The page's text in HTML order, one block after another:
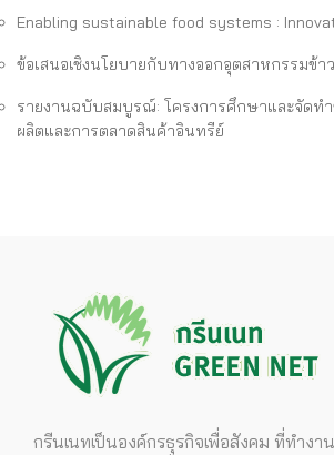
Enabling sustainable food systems :
ข้อเสนอเชิงนโยบายกับทางออกอุตสาหกรรมข้า
รายงานฉบับสมบูรณ์: โครงการศึกษาและจัดท
ผลิตและการตลาดสินค้าอินทรีย์
กรีนเนทเป็นองค์กรธุรกิจเพื่อสังคม ที่ทำงา